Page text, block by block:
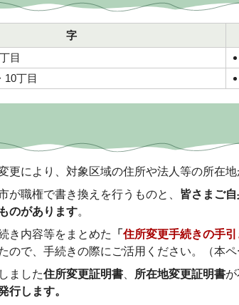
字
目
10丁目
更により、対象区域の住所や法人等の所在
が職権で書き換えを行うものと、 皆さまご
のがあります。
き内容等をまとめた
「 住所変更手続きの手引
ので、手続きの際にご活用ください。（本
ました住所変更証明書 所在地変更証明書
行します。